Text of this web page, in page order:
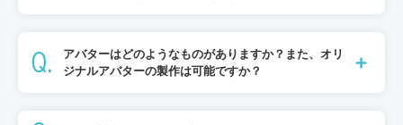
アバターはどのようなものがありますか？また、オリ
ジナルアバターの製作は可能ですか？